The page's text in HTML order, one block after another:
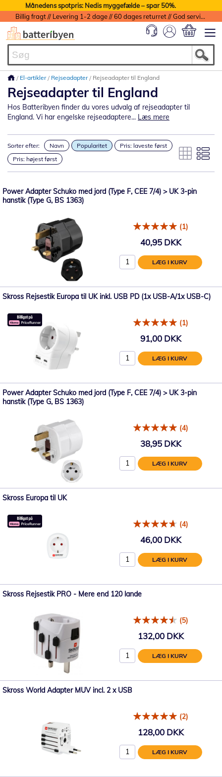
Månedens spotpris: Nedis myggefælde – spar 50%.
Billig fragt // Levering 1-2 dage // 60 dages returret // God service med garanti
El-artikler Rejseadapter Rejseadapter til England
Rejseadapter til England
Hos Batteribyen finder du vores udvalg af rejseadapter til
England. Vi har engelske rejseadaptere... Læs mere
Sorter efter: Navn Popularitet
Pris: laveste først
Pris: højest først
Power Adapter Schuko med jord (Type F, CEE 7/4) > UK 3-pin
hanstik (Type G, BS 1363)
(1)
40,95 DKK
LÆG I KURV
Skross Rejsestik Europa til UK inkl. USB PD (1x USB-A/1x USB-C)
(1)
91,00 DKK
LÆG I KURV
Power Adapter Schuko med jord (Type F, CEE 7/4) > UK 3-pin
hanstik (Type G, BS 1363)
(4)
38,95 DKK
LÆG I KURV
Skross Europa til UK
(4)
46,00 DKK
LÆG I KURV
Skross Rejsestik PRO - Mere end 120 lande
(5)
132,00 DKK
LÆG I KURV
Skross World Adapter MUV incl. 2 x USB
(2)
128,00 DKK
LÆG I KURV